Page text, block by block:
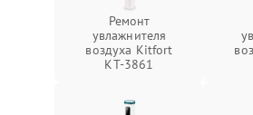
Ремонт
увлажнителя
воздуха Kitfort
КТ-3861